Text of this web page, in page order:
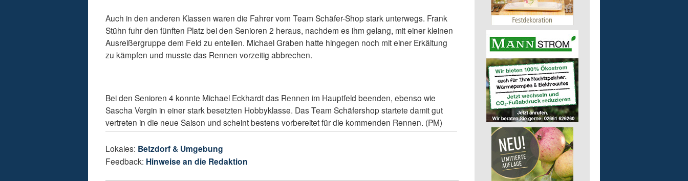
Auch in den anderen Klassen waren die Fahrer vom Team Schäfer-Shop stark unterwegs. Frank
Stühn fuhr den fünften Platz bei den Senioren 2 heraus, nachdem es ihm gelang, mit einer kleinen
Ausreißergruppe dem Feld zu enteilen. Michael Graben hatte hingegen noch mit einer Erkältung
zu kämpfen und musste das Rennen vorzeitig abbrechen.
Bei den Senioren 4 konnte Michael Eckhardt das Rennen im Hauptfeld beenden, ebenso wie
Sascha Vergin in einer stark besetzten Hobbyklasse. Das Team Schäfershop startete damit gut
vertreten in die neue Saison und scheint bestens vorbereitet für die kommenden Rennen. (PM)
Lokales: Betzdorf & Umgebung
Feedback: Hinweise an die Redaktion